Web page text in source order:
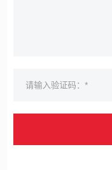
请输入验证码：*